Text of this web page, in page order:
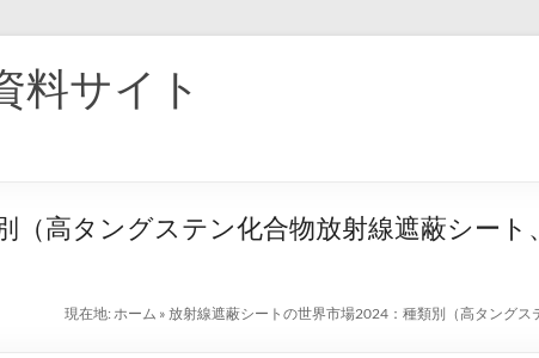
料サイト
（高タングステン化合物放射線遮蔽シー
現在地: ホーム » 放射線遮蔽シートの世界市場2024：種類別（高タング